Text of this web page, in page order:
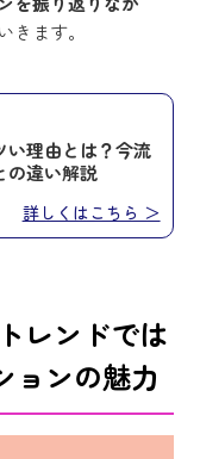
きます。
い理由とは？今流
の違い解説
詳しくはこちら ＞
レンドでは
ョンの魅力